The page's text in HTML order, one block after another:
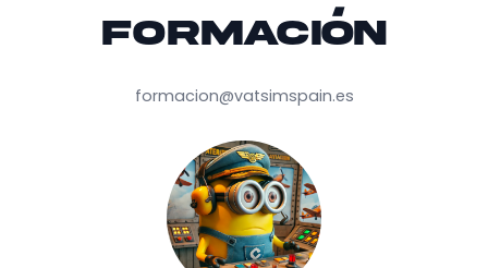
alvaro.ruiz@vatsimspain.es
Formación
formacion@vatsimspain.es